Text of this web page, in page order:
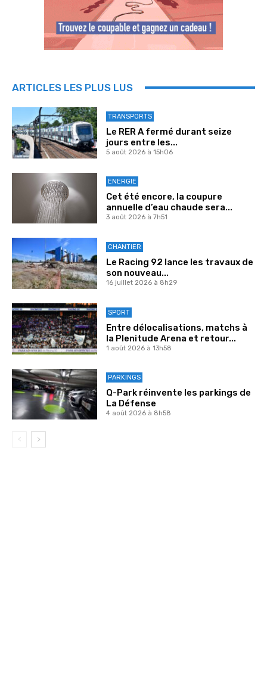
ARTICLES LES PLUS LUS
TRANSPORTS
Le RER A fermé durant seize
jours entre les...
5 août 2026 à 15h06
ENERGIE
Cet été encore, la coupure
annuelle d’eau chaude sera...
3 août 2026 à 7h51
CHANTIER
Le Racing 92 lance les travaux de
son nouveau...
16 juillet 2026 à 8h29
SPORT
Entre délocalisations, matchs à
la Plenitude Arena et retour...
1 août 2026 à 13h58
PARKINGS
Q-Park réinvente les parkings de
La Défense
4 août 2026 à 8h58